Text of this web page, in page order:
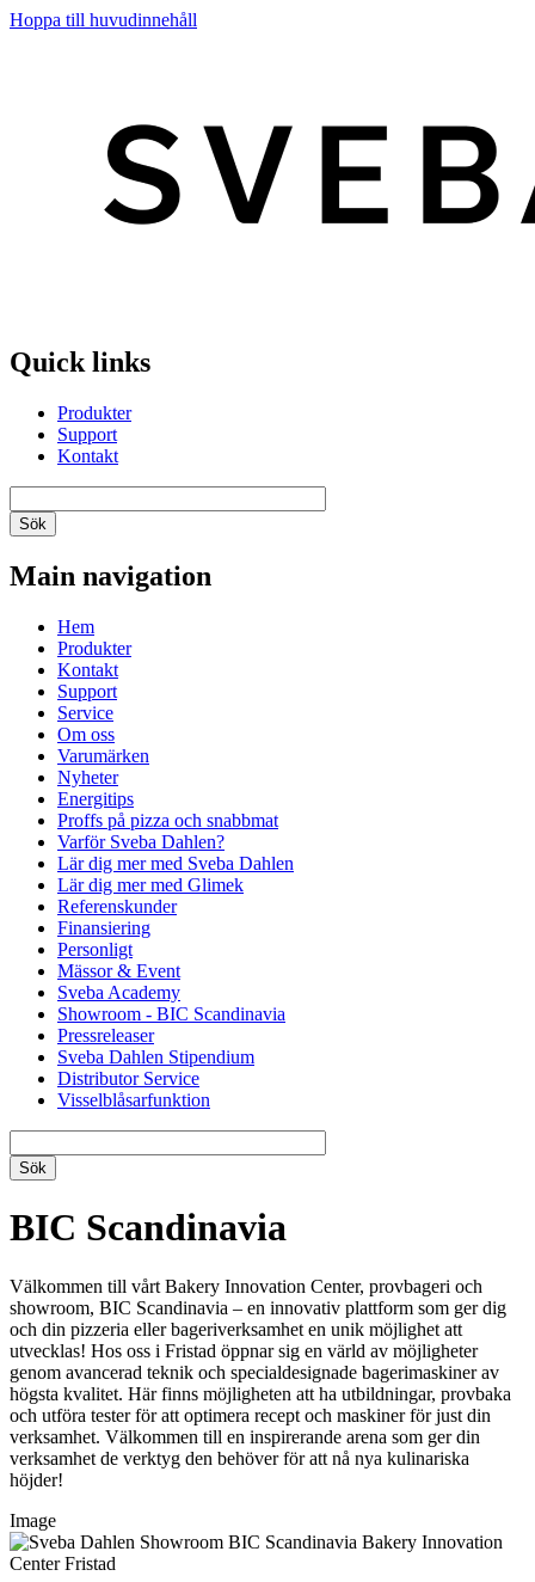
Hoppa till huvudinnehåll
Quick links
Produkter
Support
Kontakt
Main navigation
Hem
Produkter
Kontakt
Support
Service
Om oss
Varumärken
Nyheter
Energitips
Proffs på pizza och snabbmat
Varför Sveba Dahlen?
Lär dig mer med Sveba Dahlen
Lär dig mer med Glimek
Referenskunder
Finansiering
Personligt
Mässor & Event
Sveba Academy
Showroom - BIC Scandinavia
Pressreleaser
Sveba Dahlen Stipendium
Distributor Service
Visselblåsarfunktion
BIC Scandinavia
Välkommen till vårt Bakery Innovation Center, provbageri och
showroom, BIC Scandinavia – en innovativ plattform som ger dig
och din pizzeria eller bageriverksamhet en unik möjlighet att
utvecklas! Hos oss i Fristad öppnar sig en värld av möjligheter
genom avancerad teknik och specialdesignade bagerimaskiner av
högsta kvalitet. Här finns möjligheten att ha utbildningar, provbaka
och utföra tester för att optimera recept och maskiner för just din
verksamhet. Välkommen till en inspirerande arena som ger din
verksamhet de verktyg den behöver för att nå nya kulinariska
höjder!
Image